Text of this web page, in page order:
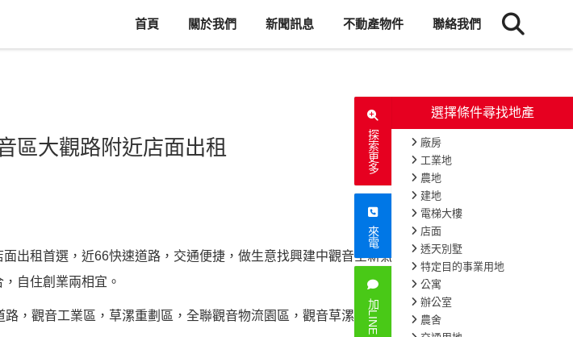
首頁 關於我們 新聞訊息 不動產物件 聯絡我們
區大觀路附近店面出租
135
次閱讀
出租首選，近66快速道路，交通便捷，做生意找興建中觀音全新氣派店
自住創業兩相宜。
，觀音工業區，草漯重劃區，全聯觀音物流園區，觀音草漯沙丘，水之丘主題公